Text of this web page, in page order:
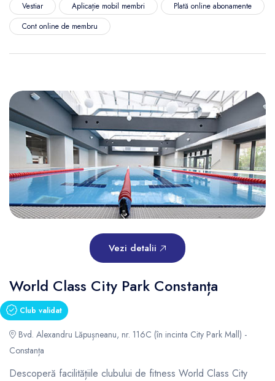
Vestiar
Aplicație mobil membri
Plată online abonamente
Cont online de membru
Vezi detalii
World Class City Park Constanța
Club validat
Bvd. Alexandru Lăpușneanu, nr. 116C (în incinta City Park Mall) -
Constanța
Descoperă facilitățiile clubului de fitness World Class City